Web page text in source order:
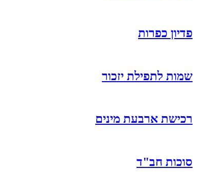
פדיון כפרות
שמות לתפילת יזכור
רכישת ארבעת מינים
סוכות חב"ד